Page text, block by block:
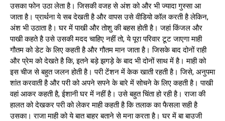
उसका फोन उठा लेता है। जिसकी वजह से अंश को और भी ज्यादा गुस्सा आ
जाता है। प्रार्थना ये सब देखती है और वापस उसे वीडियो कॉल करती है लेकिन,
अंश भी उठाता है। घर में पाखी और तोशु की बहस होती है। जहां किंजल और
पाखी कहते है उसे उसकी मदद चाहिए नहीं तो, ये पूरा परिवार टूट जाएगा माही
गौतम को डेट के लिए कहती है और गौतम मान जाता है। जिसके बाद दोनों राही
और प्रेम को देखते है कि, इतने बड़े झगड़े के बाद भी दोनों साथ में है। माही को
इस चीज से बहुत जलन होती है। परी टेंशन में केक खाती रहती है। जिसे, अनुपमा
शांत करवाती है और परी को अपने सपने के बारे में सोचने के लिए कहती है। पाखी
वहां आकर कहती है, ईशानी घर में नहीं है। उसे बहुत चिंता हो रही है। राजा की
हालत को देखकर परी को लेकर माही कहती है कि तलाक का फैसला सही है
उसका। राजा माही को ये बात बाहर बताने से मना करता है। घर में बा बाउजी